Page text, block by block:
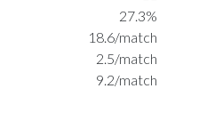
27.3%
18.6/match
2.5/match
9.2/match